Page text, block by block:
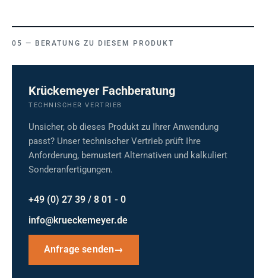
BERATUNG ZU DIESEM PRODUKT
Krückemeyer Fachberatung
TECHNISCHER VERTRIEB
Unsicher, ob dieses Produkt zu Ihrer Anwendung
passt? Unser technischer Vertrieb prüft Ihre
Anforderung, bemustert Alternativen und kalkuliert
Sonderanfertigungen.
+49 (0) 27 39 / 8 01 - 0
info@krueckemeyer.de
Anfrage senden→